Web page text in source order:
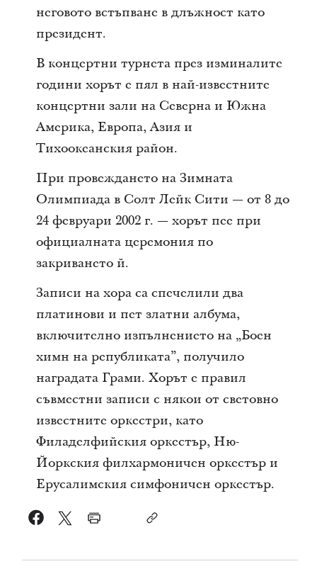
неговото встъпване в длъжност като
президент.
В концертни турнета през изминалите
години хорът е пял в най-известните
концертни зали на Северна и Южна
Америка, Европа, Азия и
Тихоокеанския район.
При провеждането на Зимната
Олимпиада в Солт Лейк Сити — от 8 до
24 февруари 2002 г. — хорът пее при
официалната церемония по
закриването й.
Записи на хора са спечелили два
платинови и пет златни албума,
включително изпълнението на „Боен
химн на републиката”, получило
наградата Грами. Хорът е правил
съвместни записи с някои от световно
известните оркестри, като
Филаделфийския оркестър, Ню-
Йоркския филхармоничен оркестър и
Ерусалимския симфоничен оркестър.